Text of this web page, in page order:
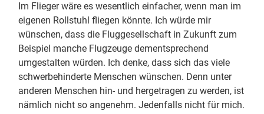
Im Flieger wäre es wesentlich einfacher, wenn man im
eigenen Rollstuhl fliegen könnte. Ich würde mir
wünschen, dass die Fluggesellschaft in Zukunft zum
Beispiel manche Flugzeuge dementsprechend
umgestalten würden. Ich denke, dass sich das viele
schwerbehinderte Menschen wünschen. Denn unter
anderen Menschen hin- und hergetragen zu werden, ist
nämlich nicht so angenehm. Jedenfalls nicht für mich.